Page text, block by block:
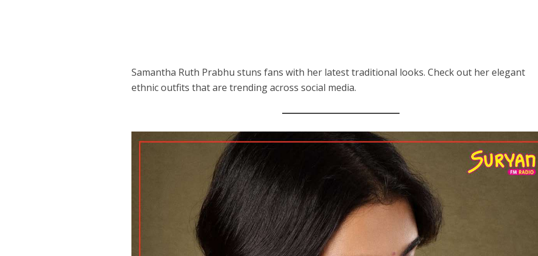
Samantha Ruth Prabhu stuns fans with her latest traditional looks. Check out her elegant
ethnic outfits that are trending across social media.